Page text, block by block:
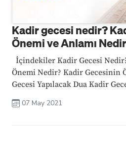
Kadir gecesi nedir?
Önemi ve Anlamı
Önemi Nedir? Kadir Gecesinin
Gecesi Yapılacak Dua Kadir
Ayet ve Hadisler Merak Edilen Sorular
07 May 2021